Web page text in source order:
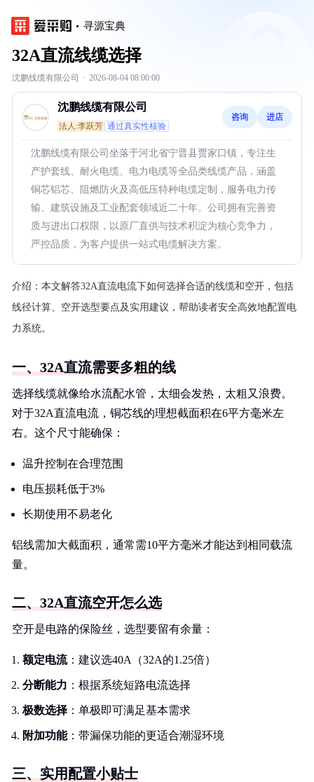
寻源宝典
32A直流线缆选择
沈鹏线缆有限公司 · 2026-08-04 08:00:00
沈鹏线缆有限公司
法人:李跃芳 通过真实性核验
咨询 进店
沈鹏线缆有限公司坐落于河北省宁晋县贾家口镇，专注生
产护套线、耐火电缆、电力电缆等全品类线缆产品，涵盖
铜芯铝芯、阻燃防火及高低压特种电缆定制，服务电力传
输、建筑设施及工业配套领域近二十年。公司拥有完善资
质与进出口权限，以原厂直供与技术积淀为核心竞争力，
严控品质，为客户提供一站式电缆解决方案。
介绍： 本文解答32A直流电流下如何选择合适的线缆和空开，包括
线径计算、空开选型要点及实用建议，帮助读者安全高效地配置电
力系统。
一、32A直流需要多粗的线
选择线缆就像给水流配水管，太细会发热，太粗又浪费。
对于32A直流电流，铜芯线的理想截面积在6平方毫米左
右。这个尺寸能确保：
温升控制在合理范围
电压损耗低于3%
长期使用不易老化
铝线需加大截面积，通常需10平方毫米才能达到相同载流
量。
二、32A直流空开怎么选
空开是电路的保险丝，选型要留有余量：
额定电流：建议选40A（32A的1.25倍）
分断能力 ：根据系统短路电流选择
极数选择 ：单极即可满足基本需求
附加功能：带漏保功能的更适合潮湿环境
三、实用配置小贴士